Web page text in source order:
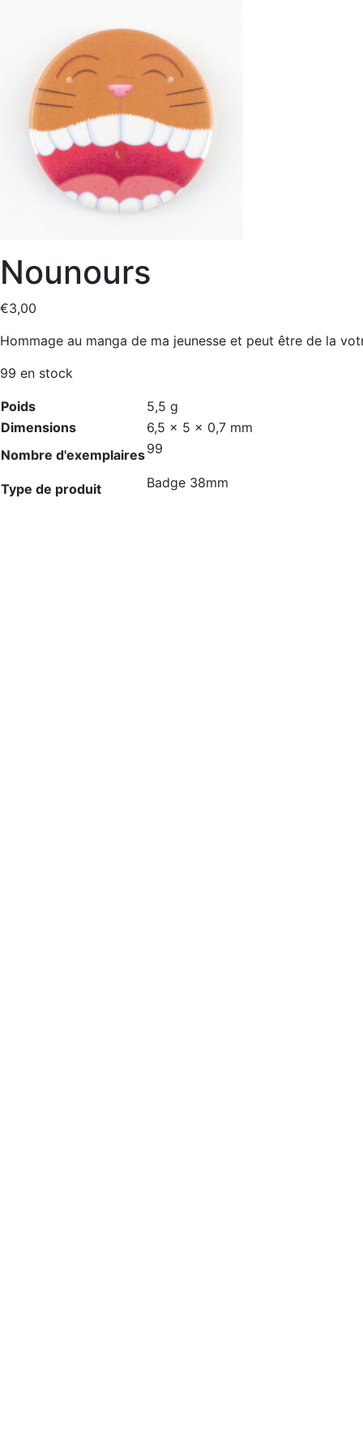
Nounours
€3,00
Hommage au manga de ma jeunesse et peut être de la
99 en stock
Poids
5,5 g
Dimensions
6,5 × 5 × 0,7 mm
Nombre d'exemplaires99
Type de produit Badge 38mm